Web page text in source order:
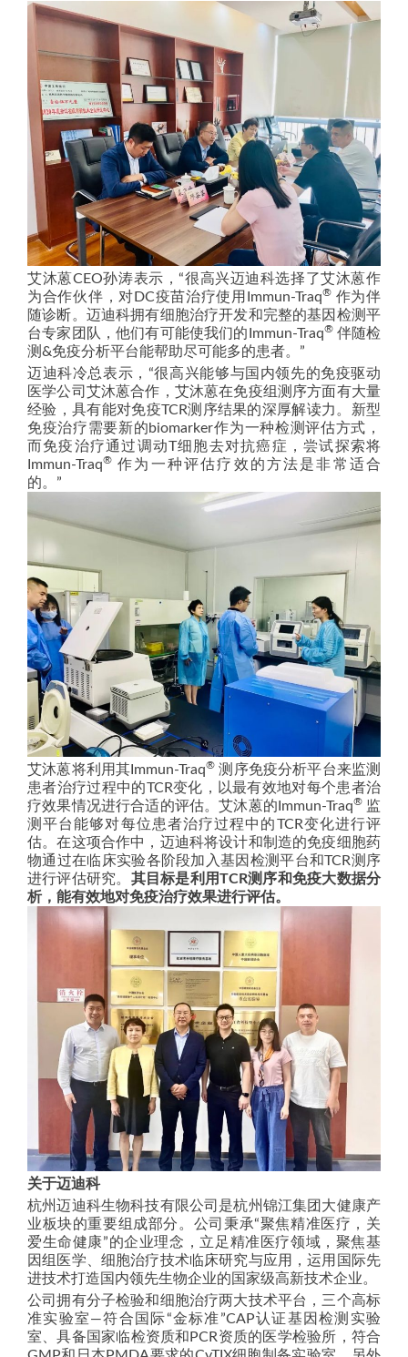
艾沐蒽CEO孙涛表示，“很高兴迈迪科选择了艾沐蒽作
为合作伙伴，对DC疫苗治疗使用Immun-Traq®作为伴
随诊断。迈迪科拥有细胞治疗开发和完整的基因检测平
台专家团队，他们有可能使我们的Immun-Traq®伴随检
测&免疫分析平台能帮助尽可能多的患者。”
迈迪科冷总表示，“很高兴能够与国内领先的免疫驱动
医学公司艾沐蒽合作，艾沐蒽在免疫组测序方面有大量
经验，具有能对免疫TCR测序结果的深厚解读力。新型
免疫治疗需要新的biomarker作为一种检测评估方式，
而免疫治疗通过调动T细胞去对抗癌症，尝试探索将
Immun-Traq® 作为一种评估疗效的方法是非常适合
的。”
艾沐蒽将利用其Immun-Traq® 测序免疫分析平台来监测
患者治疗过程中的TCR变化，以最有效地对每个患者治
疗效果情况进行合适的评估。艾沐蒽的Immun-Traq®监
测平台能够对每位患者治疗过程中的TCR变化进行评
估。在这项合作中，迈迪科将设计和制造的免疫细胞药
物通过在临床实验各阶段加入基因检测平台和TCR测序
进行评估研究。 其目标是利用TCR测序和免疫大数据分
析，能有效地对免疫治疗效果进行评估。
关于迈迪科
杭州迈迪科生物科技有限公司是杭州锦江集团大健康产
业板块的重要组成部分。公司秉承“聚焦精准医疗，关
爱生命健康”的企业理念，立足精准医疗领域，聚焦基
因组医学、细胞治疗技术临床研究与应用，运用国际先
进技术打造国内领先生物企业的国家级高新技术企业。
公司拥有分子检验和细胞治疗两大技术平台，三个高标
准实验室—符合国际“金标准”CAP认证基因检测实验
室、具备国家临检资质和PCR资质的医学检验所，符合